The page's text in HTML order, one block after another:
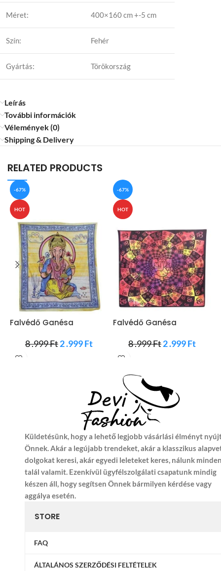
Méret: 400×160 cm +-5 cm
Szín: Fehér
Gyártás: Törökország
Leírás
További információk
Vélemények (0)
Shipping & Delivery
RELATED PRODUCTS
-67%
HOT
Falvédő Ganésa
8 .999Ft2 .999Ft
-67%
HOT
Falvédő Ganésa
8 .999Ft2 .999Ft
Küldetésünk, hogy a lehető legjobb vásárlási élményt
Önnek. Akár a legújabb trendeket, akár a klasszikus
dolgokat keresi, akár egyedi leleteket keres, nálunk
talál valamit. Ezenkívül ügyfélszolgálati csapatunk mindig
készen áll, hogy segítsen Önnek bármilyen kérdése vagy
aggálya esetén.
STORE
FAQ
ÁLTALÁNOS SZERZŐDÉSI FELTÉTELEK